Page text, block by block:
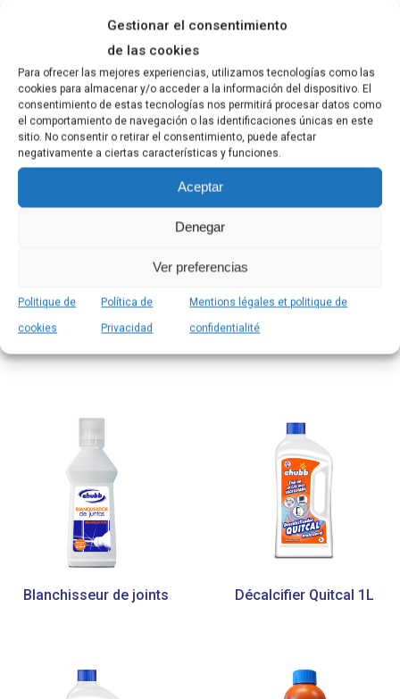
Gestionar el consentimiento
de las cookies
Para ofrecer las mejores experiencias, utilizamos tecnologías como las
cookies para almacenar y/o acceder a la información del dispositivo. El
consentimiento de estas tecnologías nos permitirá procesar datos como
el comportamiento de navegación o las identificaciones únicas en este
sitio. No consentir o retirar el consentimiento, puede afectar
negativamente a ciertas características y funciones.
Aceptar
Denegar
Ver preferencias
Politique de
cookies
Política de
Privacidad
Mentions légales et politique de
confidentialité
Sanichubb Spray
Désinfectant
Polyvalent
Multisurfaces Oxygène
Vinaigre de nettoyage
Liquide de rinçage
Blanchisseur de joints Décalcifier Quitcal 1L